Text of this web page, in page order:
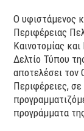
Ο υφιστάμενος
Περιφέρειας
Καινοτομίας
Δελτίο Τύπου
αποτελέσει τον
Περιφέρειες,
προγράμματα